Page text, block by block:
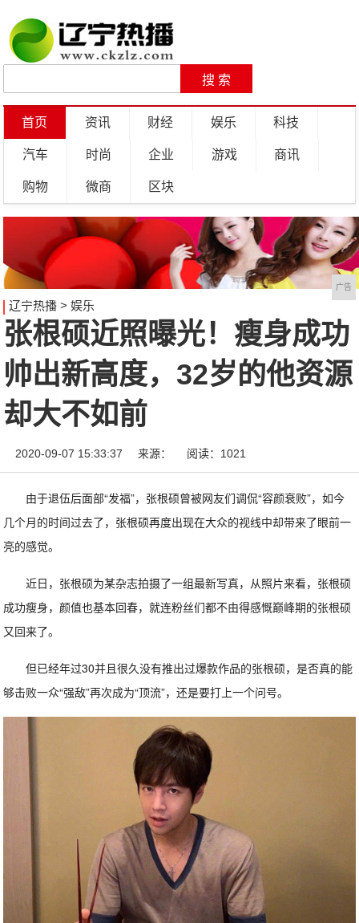
首页 资讯 财经 娱乐 科技
汽车 时尚 企业 游戏 商讯
购物 微商 区块
广告
辽宁热播> 娱乐
张根硕近照曝光！瘦身成功
帅出新高度，32岁的他资源
却大不如前
2020-09-07 15:33:37 来源： 阅读：1021
由于退伍后面部“发福”，张根硕曾被网友们调侃“容颜衰败”，如今
几个月的时间过去了，张根硕再度出现在大众的视线中却带来了眼前一
亮的感觉。
近日，张根硕为某杂志拍摄了一组最新写真，从照片来看，张根硕
成功瘦身，颜值也基本回春，就连粉丝们都不由得感慨巅峰期的张根硕
又回来了。
但已经年过30并且很久没有推出过爆款作品的张根硕，是否真的能
够击败一众“强敌”再次成为“顶流”，还是要打上一个问号。